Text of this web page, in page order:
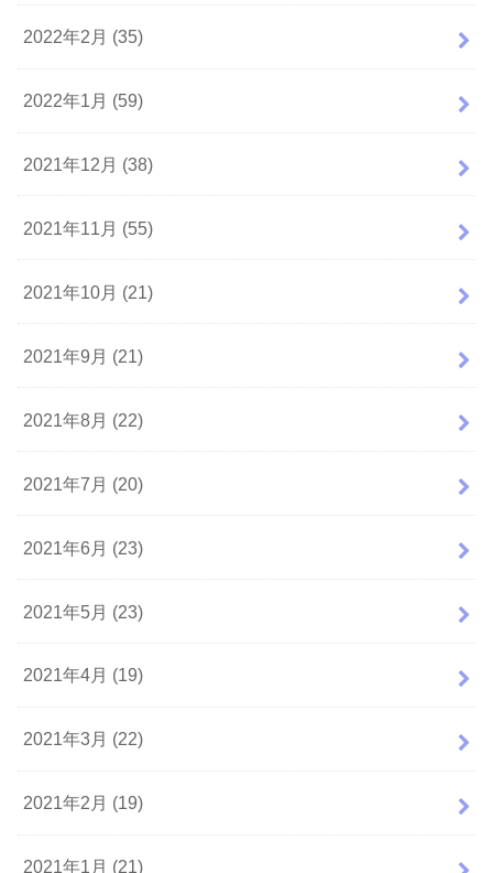
2022年2月 (35)
2022年1月 (59)
2021年12月 (38)
2021年11月 (55)
2021年10月 (21)
2021年9月 (21)
2021年8月 (22)
2021年7月 (20)
2021年6月 (23)
2021年5月 (23)
2021年4月 (19)
2021年3月 (22)
2021年2月 (19)
2021年1月 (21)